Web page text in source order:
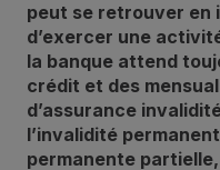
peut se retrouver en
d’exercer une
la banque attend
crédit et des
d’assurance
l’invalidité
permanente